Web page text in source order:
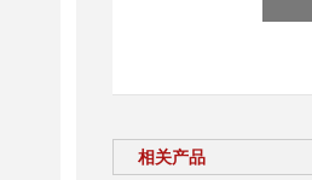
相关产品